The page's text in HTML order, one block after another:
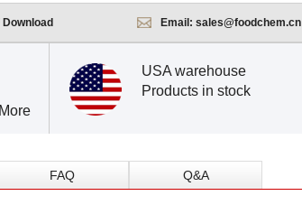
Download Email: sales@foodchem.cn
More
USA warehouse
Products in stock
FAQ Q&A